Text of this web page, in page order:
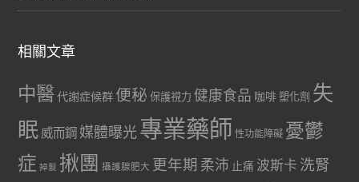
相關文章
中醫代謝症候群 便秘 保護視力 健康食品 咖啡 塑化劑 失
眠 威而鋼 媒體曝光專業藥師 性功能障礙 憂鬱
症 掉髮 揪團 攝護腺肥大 更年期 柔沛 止痛 波斯卡 洗腎